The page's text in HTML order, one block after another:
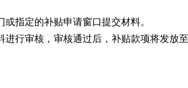
指定的补贴申请窗口提交材料。
行审核，审核通过后，补贴款项将发放至